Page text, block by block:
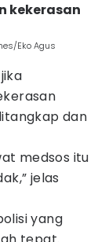
kekerasan
Eko Agus
dan
medsos itu
jelas
yang